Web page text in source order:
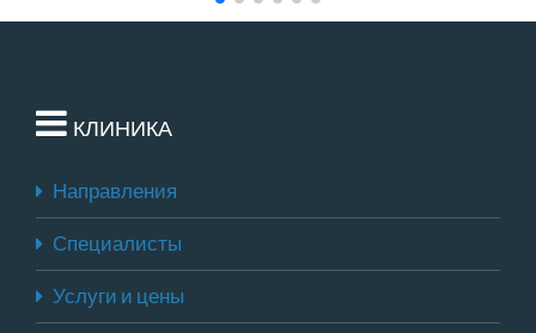
КЛИНИКА
Направления
Специалисты
Услуги и цены